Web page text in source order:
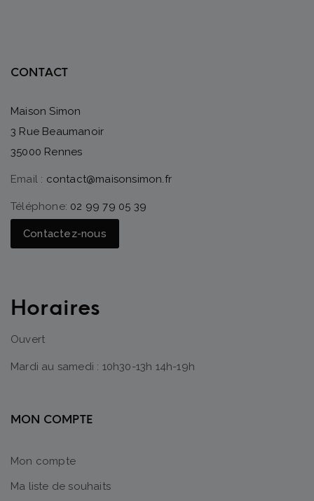
CONTACT
Maison Simon
3 Rue Beaumanoir
35000 Rennes
Email : contact@maisonsimon.fr
Téléphone: 02 99 79 05 39
Contactez-nous
Horaires
Ouvert
Mardi au samedi : 10h30-13h 14h-19h
MON COMPTE
Mon compte
Ma liste de souhaits